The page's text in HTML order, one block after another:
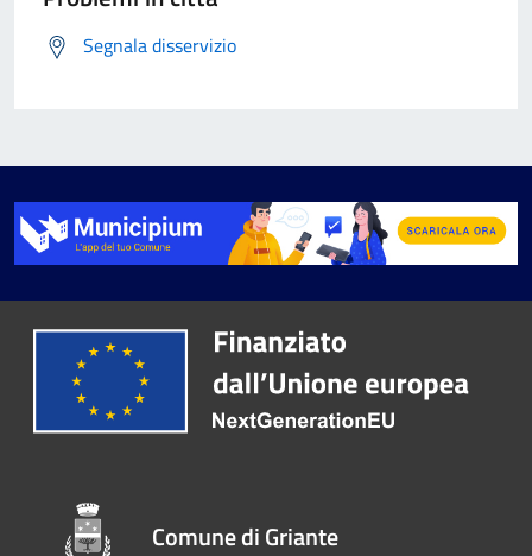
Segnala disservizio
Comune di Griante